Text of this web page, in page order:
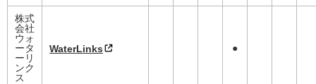
株式
会社
ウォ
ータ
ーリ
ンク
ス
WaterLinks ●